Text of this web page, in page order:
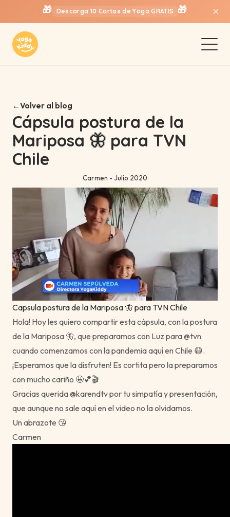
🎁 Descarga 10 Cartas de Yoga GRATIS 🎁 ×
Volver al blog
Cápsula postura de la
Mariposa 🦋 para TVN
Chile
Carmen - Julio 2020
Capsula postura de la Mariposa 🦋 para TVN Chile
Hola! Hoy les quiero compartir esta cápsula, con la postura
de la Mariposa 🦋, que preparamos con Luz para @tvn
cuando comenzamos con la pandemia aquí en Chile 😷.
¡Esperamos que la disfruten! Es cortita pero la preparamos
con mucho cariño 🤩💕🎬
Gracias querida @karendtv por tu simpatía y presentación,
que aunque no sale aquí en el video no la olvidamos.
Un abrazote 😘
Carmen